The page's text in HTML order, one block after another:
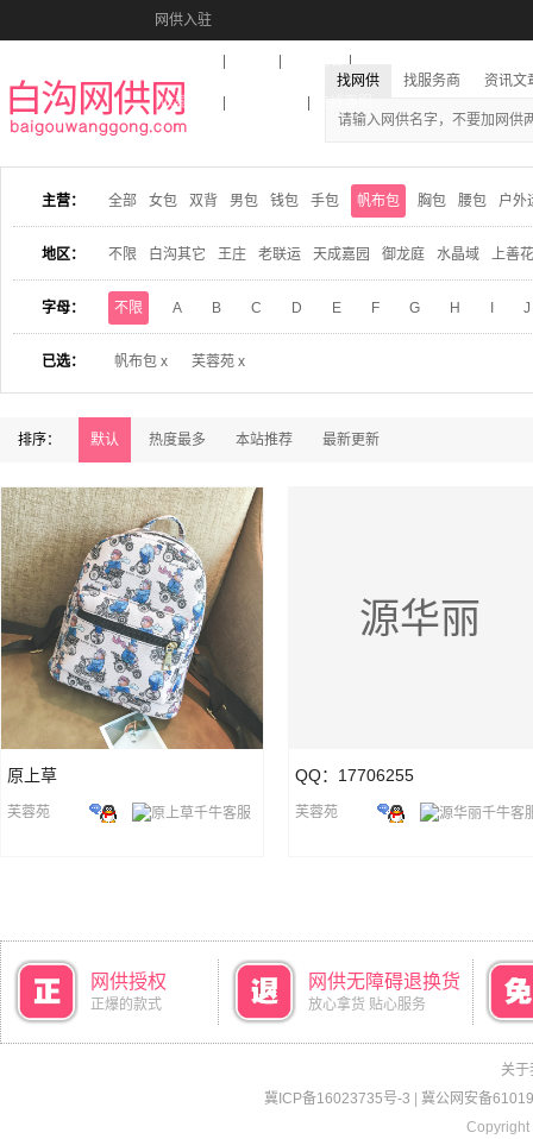
网供入驻
收藏本站
找网供 找服务商 资讯文
主营： 全部 女包 双背 男包 钱包 手包 帆布包 胸包 腰包 户外
地区： 不限 白沟其它 王庄 老联运 天成嘉园 御龙庭 水晶域 上善
字母： 不限 A B C D E F G H J
已选： 帆布包 x 芙蓉苑 x
排序： 默认 热度最多 本站推荐 最新更新
原上草
芙蓉苑
源华丽
QQ：17706255
芙蓉苑
网供授权
正爆的款式
网供无障碍退换货
放心拿货 贴心服务
关于
冀ICP备16023735号-3
冀公网安备